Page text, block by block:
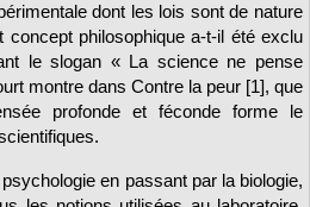
dont les lois sont de nature
concept philosophique a-t-il été exclu
le slogan « La science ne pense
montre dans Contre la peur [1], que
profonde et féconde forme le
en passant par la biologie,